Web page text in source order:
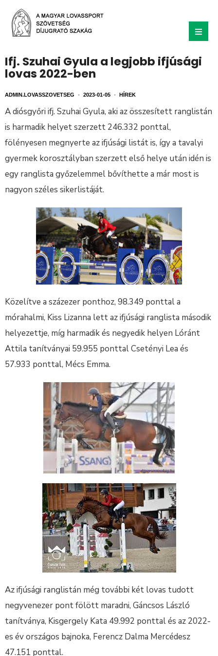
Ifj. Szuhai Gyula a legjobb ifjúsági
lovas 2022-ben
ADMIN.LOVASSZOVETSEG • 2023-01-05 • HÍREK
A diósgyőri ifj. Szuhai Gyula, aki az összesített ranglistán
is harmadik helyet szerzett 246.332 ponttal,
fölényesen megnyerte az ifjúsági listát is, így a tavalyi
gyermek korosztályban szerzett első helye után idén is
egy ranglista győzelemmel bővíthette a már most is
nagyon széles sikerlistáját.
Közelítve a százezer ponthoz, 98.349 ponttal a
mórahalmi, Kiss Lizanna lett az ifjúsági ranglista második
helyezettje, míg harmadik és negyedik helyen Lóránt
Attila tanítványai 59.955 ponttal Csetényi Lea és
57.933 ponttal, Mécs Emma.
Az ifjúsági ranglistán még további két lovas tudott
negyvenezer pont fölött maradni, Gáncsos László
tanítványa, Kisgergely Kata 49.992 ponttal és az 2022-
es év országos bajnoka, Ferencz Dalma Mercédesz
47.151 ponttal.